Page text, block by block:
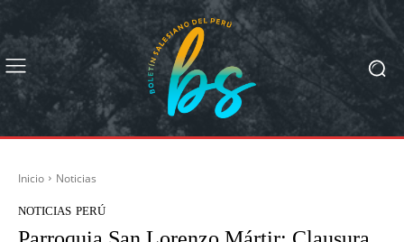
Inicio Noticias
NOTICIAS PERÚ